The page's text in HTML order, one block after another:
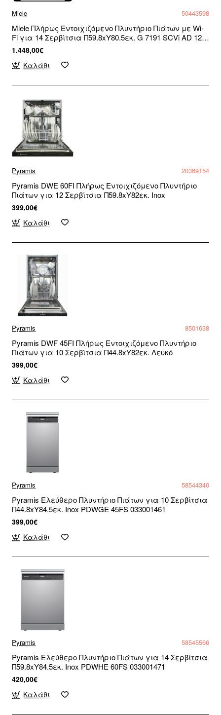
Miele 50443598
Miele Πλήρως Εντοιχιζόμενο Πλυντήριο Πιάτων με Wi-
Fi για 14 Σερβίτσια Π59.8xY80.5εκ. G 7191 SCVi AD 125
Edition
1.448,00€
Καλάθι
Pyramis 20369154
Pyramis DWE 60FI Πλήρως Εντοιχιζόμενο Πλυντήριο
Πιάτων για 12 Σερβίτσια Π59.8xY82εκ. Inox
399,00€
Καλάθι
Pyramis 8501638
Pyramis DWF 45FI Πλήρως Εντοιχιζόμενο Πλυντήριο
Πιάτων για 10 Σερβίτσια Π44.8xY82εκ. Λευκό
399,00€
Καλάθι
Pyramis 58544340
Pyramis Ελεύθερο Πλυντήριο Πιάτων για 10 Σερβίτσια
Π44.8xY84.5εκ. Inox PDWGE 45FS 033001461
399,00€
Καλάθι
Pyramis 58545566
Pyramis Ελεύθερο Πλυντήριο Πιάτων για 14 Σερβίτσια
Π59.8xY84.5εκ. Inox PDWHE 60FS 033001471
420,00€
Καλάθι